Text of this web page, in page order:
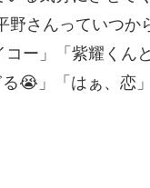
野さんっていつ
ー」「紫耀く
😭」「はぁ、恋